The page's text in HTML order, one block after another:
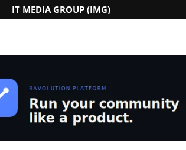
IT MEDIA GROUP (IMG)